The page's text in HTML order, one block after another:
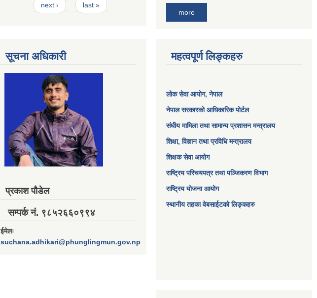
next › last »
more
सूचना अधिकारी
प्रकाश पौडेल
सम्पर्क नं. ९८५२६६०९९४
ईमेलः
suchana.adhikari@phunglingmun.gov.np
महत्वपूर्ण लिङ्कहरु
लोक सेवा आयोग, नेपाल
नेपाल सरकारको आधिकारिक पोर्टल
संघीय मामिला तथा सामान्य प्रशासन मन्त्रालय
शिक्षा, विज्ञान तथा प्रविधि मन्त्रालय
शिक्षक सेवा आयोग
राष्ट्रिय परिचयपत्र तथा पञ्जिकरण विभाग
राष्ट्रिय योजना आयोग
स्थानीय तहका वेबसाईटको लिङ्कहरु